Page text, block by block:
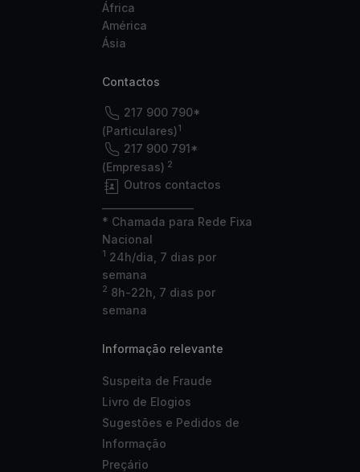
África
América
Ásia
Contactos
217 900 790*
(Particulares)1
217 900 791*
(Empresas) 2
Outros contactos
* Chamada para Rede Fixa
Nacional
1 24h/dia, 7 dias por
semana
2 8h-22h, 7 dias por
semana
Informação relevante
Suspeita de Fraude
Livro de Elogios
Sugestões e Pedidos de
Informação
Preçário